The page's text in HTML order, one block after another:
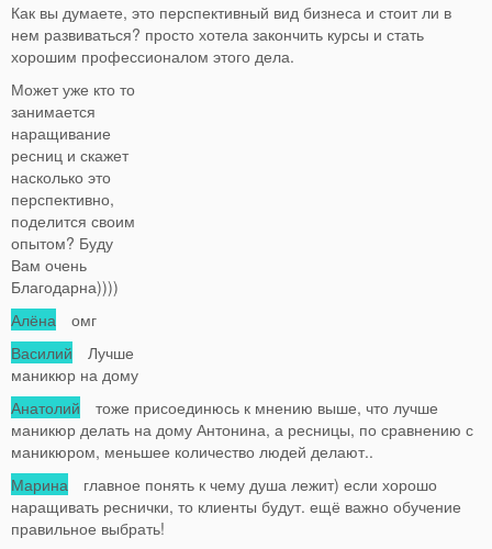
Как вы думаете, это перспективный вид бизнеса и стоит ли в
нем развиваться? просто хотела закончить курсы и стать
хорошим профессионалом этого дела.
Может уже кто то
занимается
наращивание
ресниц и скажет
насколько это
перспективно,
поделится своим
опытом? Буду
Вам очень
Благодарна))))
Алёна омг
Василий Лучше
маникюр на дому
Анатолий тоже присоединюсь к мнению выше, что лучше
маникюр делать на дому Антонина, а ресницы, по сравнению с
маникюром, меньшее количество людей делают..
Марина главное понять к чему душа лежит) если хорошо
наращивать реснички, то клиенты будут. ещё важно обучение
правильное выбрать!